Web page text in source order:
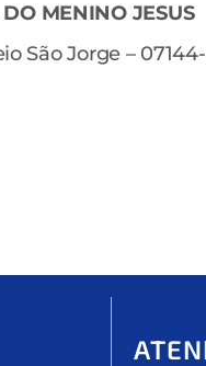
MENINO JESUS
São Jorge –